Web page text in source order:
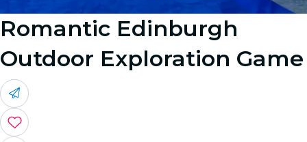
Romantic Edinburgh
Outdoor Exploration Game